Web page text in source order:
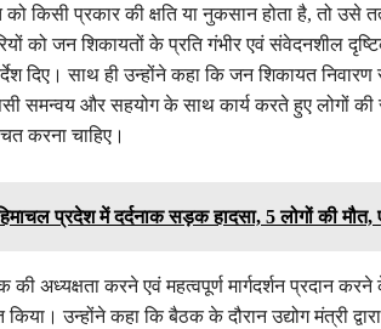
को किसी प्रकार की क्षति या नुकसान होता है, तो उसे
को जन शिकायतों के प्रति गंभीर एवं संवेदनशील
दिए। साथ ही उन्होंने कहा कि जन शिकायत
समन्वय और सहयोग के साथ कार्य करते हुए लोगों की
करना चाहिए।
प्रदेश में दर्दनाक सड़क हादसा, 5 लोगों की
अध्यक्षता करने एवं महत्वपूर्ण मार्गदर्शन प्रदान करने
उन्होंने कहा कि बैठक के दौरान उद्योग मंत्री